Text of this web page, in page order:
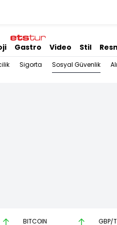
Gastro Video Stil
Sigorta Sosyal Güvenlik
BITCOIN GBP/